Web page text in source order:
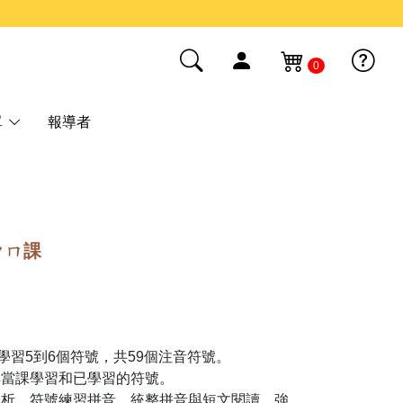
0
報導者
ㄇ課
習5到6個符號，共59個注音符號。
課學習和已學習的符號。
、符號練習拼音、統整拼音與短文閱讀，強